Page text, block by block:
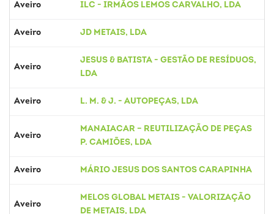
Aveiro ILC - IRMÃOS LEMOS CARVALHO, LDA
Aveiro JD METAIS, LDA
Aveiro
JESUS & BATISTA - GESTÃO DE RESÍDUOS,
LDA
Aveiro L. M. & J. - AUTOPEÇAS, LDA
Aveiro
MANAIACAR – REUTILIZAÇÃO DE PEÇAS
P. CAMIÕES, LDA
Aveiro MÁRIO JESUS DOS SANTOS CARAPINHA
Aveiro
MELOS GLOBAL METAIS - VALORIZAÇÃO
DE METAIS, LDA